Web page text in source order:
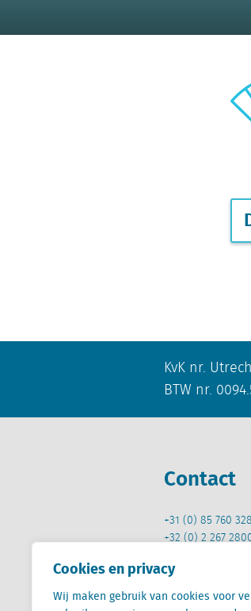
Cookies en privacy
Wij maken gebruik van cookies voor
KvK nr.
BTW nr.
Contact
+31 (0) 85 760
+32 (0) 2 267
info@locatus.com